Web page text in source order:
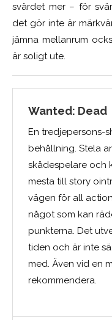
svärdet mer – för
det gör inte är
jämna mellanrum
är soligt ute.
Wanted: Dead
En tredjepersons-
behållning. Stela
skådespelare och
mesta till story
vägen för all
något som kan
punkterna. Det
tiden och är inte
med. Även vid en
rekommendera.